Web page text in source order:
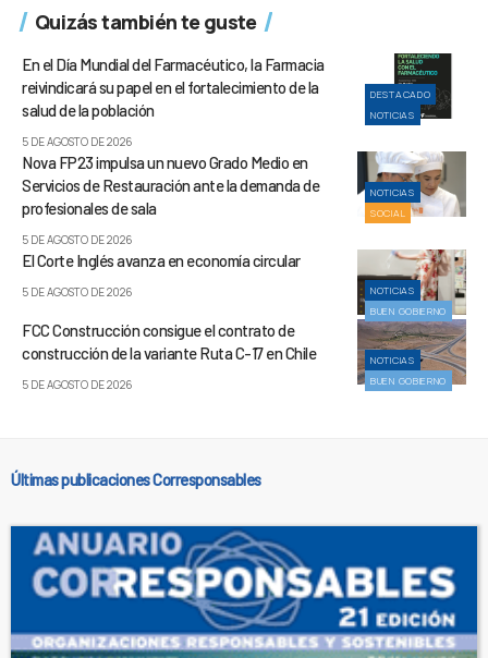
Quizás también te guste
DESTACADO
NOTICIAS
En el Día Mundial del Farmacéutico, la Farmacia
reivindicará su papel en el fortalecimiento de la
salud de la población
5 DE AGOSTO DE 2026
NOTICIAS
SOCIAL
Nova FP23 impulsa un nuevo Grado Medio en
Servicios de Restauración ante la demanda de
profesionales de sala
5 DE AGOSTO DE 2026
NOTICIAS
BUEN GOBIERNO
El Corte Inglés avanza en economía circular
5 DE AGOSTO DE 2026
NOTICIAS
BUEN GOBIERNO
FCC Construcción consigue el contrato de
construcción de la variante Ruta C-17 en Chile
5 DE AGOSTO DE 2026
Últimas publicaciones Corresponsables